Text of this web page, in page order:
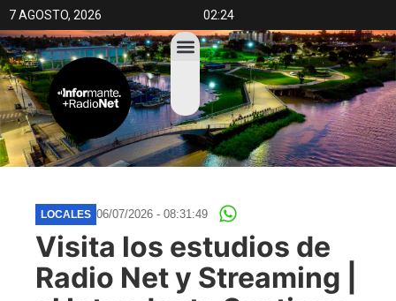
7 AGOSTO, 2026 02:24
LOCALES 06/07/2026 - 08:31:49
Visita los estudios de
Radio Net y Streaming |